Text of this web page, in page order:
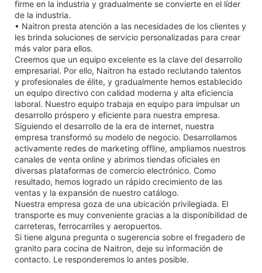
firme en la industria y gradualmente se convierte en el líder
de la industria.
• Naitron presta atención a las necesidades de los clientes y
les brinda soluciones de servicio personalizadas para crear
más valor para ellos.
Creemos que un equipo excelente es la clave del desarrollo
empresarial. Por ello, Naitron ha estado reclutando talentos
y profesionales de élite, y gradualmente hemos establecido
un equipo directivo con calidad moderna y alta eficiencia
laboral. Nuestro equipo trabaja en equipo para impulsar un
desarrollo próspero y eficiente para nuestra empresa.
Siguiendo el desarrollo de la era de internet, nuestra
empresa transformó su modelo de negocio. Desarrollamos
activamente redes de marketing offline, ampliamos nuestros
canales de venta online y abrimos tiendas oficiales en
diversas plataformas de comercio electrónico. Como
resultado, hemos logrado un rápido crecimiento de las
ventas y la expansión de nuestro catálogo.
Nuestra empresa goza de una ubicación privilegiada. El
transporte es muy conveniente gracias a la disponibilidad de
carreteras, ferrocarriles y aeropuertos.
Si tiene alguna pregunta o sugerencia sobre el fregadero de
granito para cocina de Naitron, deje su información de
contacto. Le responderemos lo antes posible.